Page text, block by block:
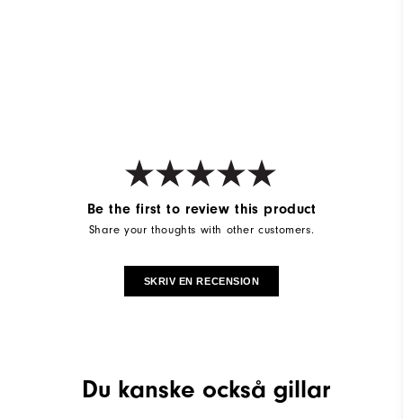
Be the first to review this product
Share your thoughts with other customers.
SKRIV EN RECENSION
Du kanske också gillar